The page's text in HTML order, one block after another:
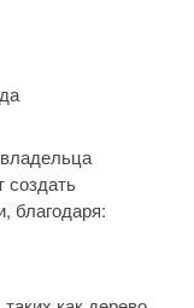
создать
благодаря: